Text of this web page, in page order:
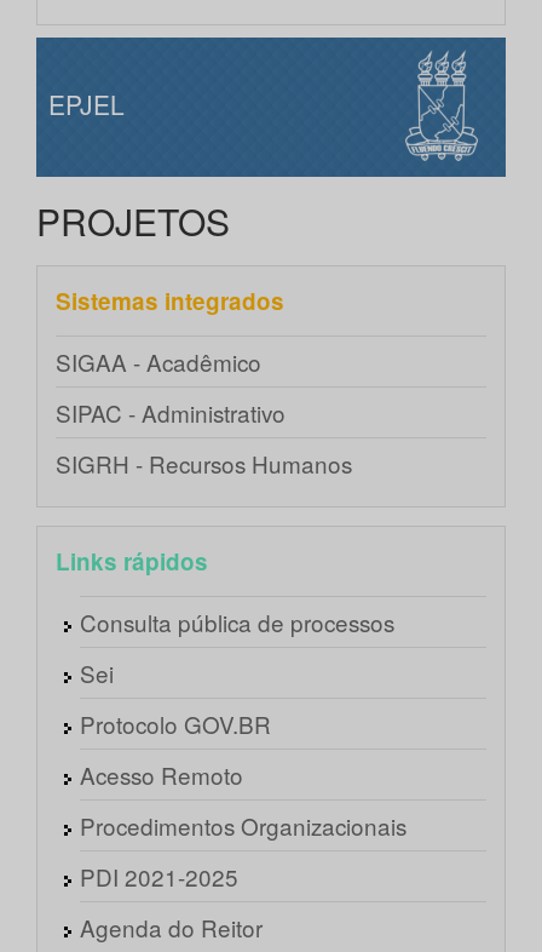
EPJEL
PROJETOS
Sistemas integrados
SIGAA - Acadêmico
SIPAC - Administrativo
SIGRH - Recursos Humanos
Links rápidos
Consulta pública de processos
Sei
Protocolo GOV.BR
Acesso Remoto
Procedimentos Organizacionais
PDI 2021-2025
Agenda do Reitor